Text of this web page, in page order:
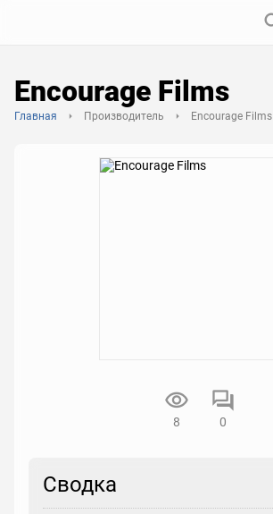
Encourage Films
Главная Производитель Encourage Films
8 0
Сводка